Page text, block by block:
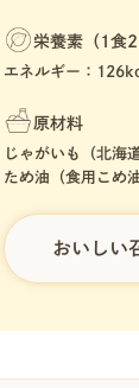
栄養素（1食
エネルギー：
原材料
じゃがいも（北海
ため油（食用こめ
おいしい